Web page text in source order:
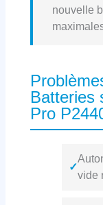
nouvelle
Batteries
Pro
✓
vide